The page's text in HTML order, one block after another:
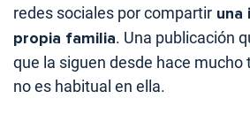
redes sociales por compartir una
propia familia. Una publicación
que la siguen desde hace mucho
no es habitual en ella.